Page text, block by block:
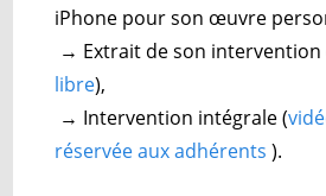
iPhone pour son œuvre
→ Extrait de son intervention
libre),
→ Intervention intégrale (
réservée aux adhérents ).